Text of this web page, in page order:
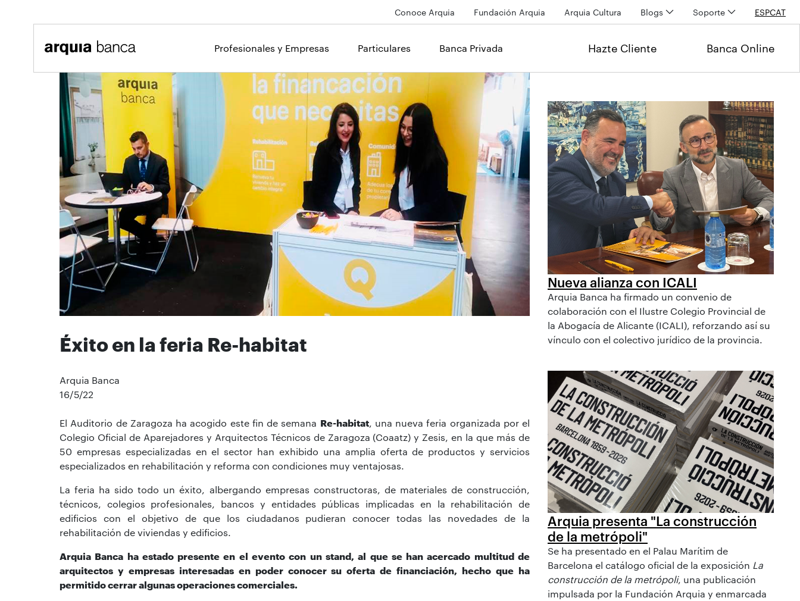
Conoce Arquia Fundación Arquia Arquia Cultura Blogs Soporte ESPCAT
Profesionales y Empresas Particulares Banca Privada Hazte Cliente Banca Online
Éxito en la feria Re-habitat
Arquia Banca
16/5/22
El Auditorio de Zaragoza ha acogido este fin de semana Re-habitat, una nueva feria organizada por el
Colegio Oficial de Aparejadores y Arquitectos Técnicos de Zaragoza (Coaatz) y Zesis, en la que más de
50 empresas especializadas en el sector han exhibido una amplia oferta de productos y servicios
especializados en rehabilitación y reforma con condiciones muy ventajosas.
La feria ha sido todo un éxito, albergando empresas constructoras, de materiales de construcción,
técnicos, colegios profesionales, bancos y entidades públicas implicadas en la rehabilitación de
edificios con el objetivo de que los ciudadanos pudieran conocer todas las novedades de la
rehabilitación de viviendas y edificios.
Arquia Banca ha estado presente en el evento con un stand, al que se han acercado multitud de
arquitectos y empresas interesadas en poder conocer su oferta de financiación, hecho que ha
permitido cerrar algunas operaciones comerciales.
Nueva alianza con ICALI
Arquia Banca ha firmado un convenio de
colaboración con el Ilustre Colegio Provincial de
la Abogacía de Alicante (ICALI), reforzando así su
vínculo con el colectivo jurídico de la provincia.
Arquia presenta "La construcción
de la metrópoli"
Se ha presentado en el Palau Marítim de
Barcelona el catálogo oficial de la exposición La
construcción de la metrópoli, una publicación
impulsada por la Fundación Arquia y enmarcada